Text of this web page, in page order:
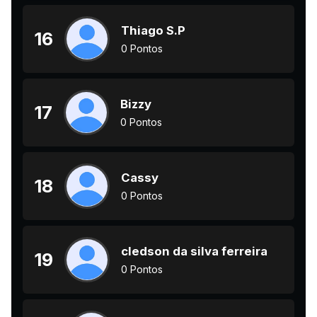
16 Thiago S.P
0 Pontos
17 Bizzy
0 Pontos
18 Cassy
0 Pontos
19 cledson da silva ferreira
0 Pontos